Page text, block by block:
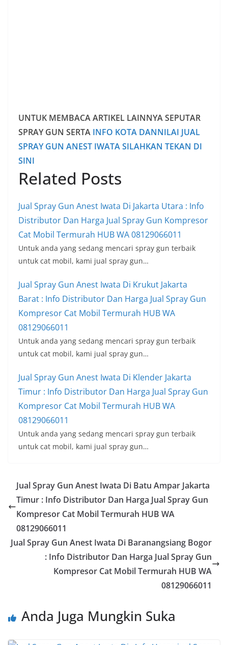
UNTUK MEMBACA ARTIKEL LAINNYA SEPUTAR
SPRAY GUN SERTA INFO KOTA DANNILAI JUAL
SPRAY GUN ANEST IWATA SILAHKAN TEKAN DI
SINI
Related Posts
Jual Spray Gun Anest Iwata Di Jakarta Utara : Info
Distributor Dan Harga Jual Spray Gun Kompresor
Cat Mobil Termurah HUB WA 08129066011
Untuk anda yang sedang mencari spray gun terbaik
untuk cat mobil, kami jual spray gun…
Jual Spray Gun Anest Iwata Di Krukut Jakarta
Barat : Info Distributor Dan Harga Jual Spray Gun
Kompresor Cat Mobil Termurah HUB WA
08129066011
Untuk anda yang sedang mencari spray gun terbaik
untuk cat mobil, kami jual spray gun…
Jual Spray Gun Anest Iwata Di Klender Jakarta
Timur : Info Distributor Dan Harga Jual Spray Gun
Kompresor Cat Mobil Termurah HUB WA
08129066011
Untuk anda yang sedang mencari spray gun terbaik
untuk cat mobil, kami jual spray gun…
Jual Spray Gun Anest Iwata Di Batu Ampar Jakarta
Timur : Info Distributor Dan Harga Jual Spray Gun
Kompresor Cat Mobil Termurah HUB WA
08129066011
Jual Spray Gun Anest Iwata Di Baranangsiang Bogor
: Info Distributor Dan Harga Jual Spray Gun
Kompresor Cat Mobil Termurah HUB WA
08129066011
Anda Juga Mungkin Suka